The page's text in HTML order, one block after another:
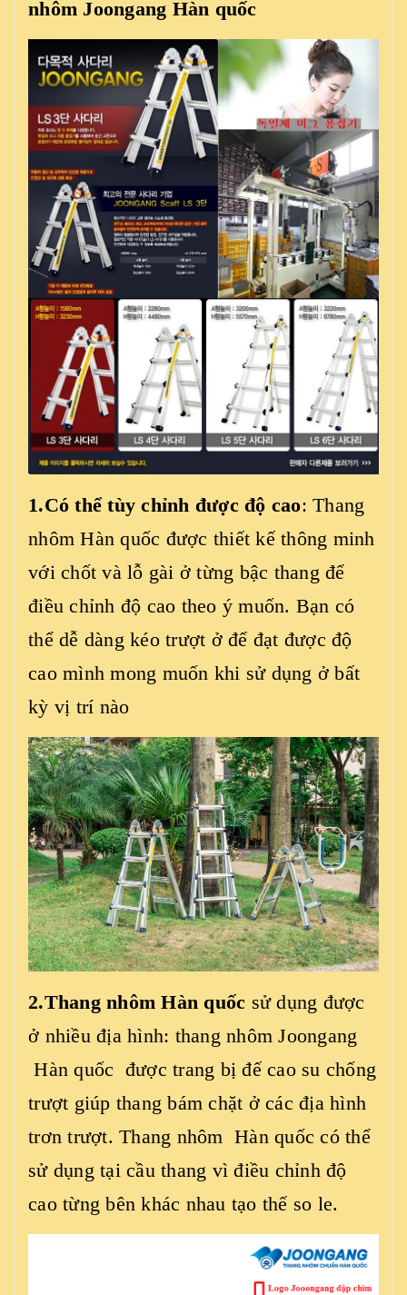
nhôm Joongang Hàn quốc
1.Có thể tùy chỉnh được độ cao: Thang
nhôm Hàn quốc được thiết kế thông minh
với chốt và lỗ gài ở từng bậc thang để
điều chỉnh độ cao theo ý muốn. Bạn có
thể dễ dàng kéo trượt ở để đạt được độ
cao mình mong muốn khi sử dụng ở bất
kỳ vị trí nào
2.Thang nhôm Hàn quốc sử dụng được
ở nhiều địa hình: thang nhôm Joongang
Hàn quốc được trang bị đế cao su chống
trượt giúp thang bám chặt ở các địa hình
trơn trượt. Thang nhôm Hàn quốc có thể
sử dụng tại cầu thang vì điều chỉnh độ
cao từng bên khác nhau tạo thế so le.